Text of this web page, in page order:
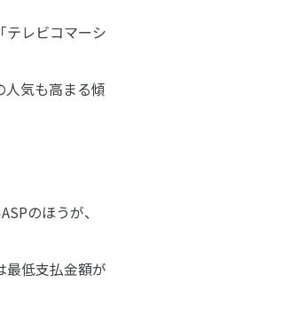
テレビコマーシ
人気も高まる傾
のほうが、
最低支払金額が